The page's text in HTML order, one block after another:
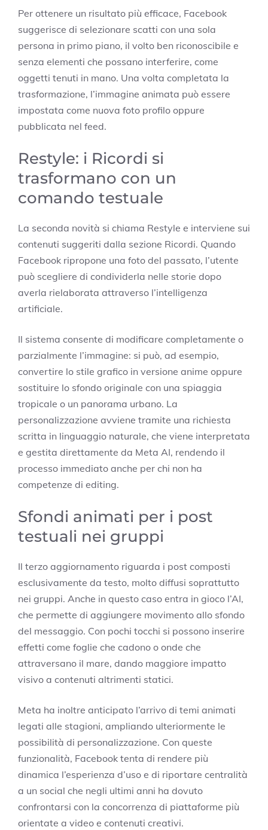
Per ottenere un risultato più efficace, Facebook
suggerisce di selezionare scatti con una sola
persona in primo piano, il volto ben riconoscibile e
senza elementi che possano interferire, come
oggetti tenuti in mano. Una volta completata la
trasformazione, l’immagine animata può essere
impostata come nuova foto profilo oppure
pubblicata nel feed.
Restyle: i Ricordi si
trasformano con un
comando testuale
La seconda novità si chiama Restyle e interviene sui
contenuti suggeriti dalla sezione Ricordi. Quando
Facebook ripropone una foto del passato, l’utente
può scegliere di condividerla nelle storie dopo
averla rielaborata attraverso l’intelligenza
artificiale.
Il sistema consente di modificare completamente o
parzialmente l’immagine: si può, ad esempio,
convertire lo stile grafico in versione anime oppure
sostituire lo sfondo originale con una spiaggia
tropicale o un panorama urbano. La
personalizzazione avviene tramite una richiesta
scritta in linguaggio naturale, che viene interpretata
e gestita direttamente da Meta AI, rendendo il
processo immediato anche per chi non ha
competenze di editing.
Sfondi animati per i post
testuali nei gruppi
Il terzo aggiornamento riguarda i post composti
esclusivamente da testo, molto diffusi soprattutto
nei gruppi. Anche in questo caso entra in gioco l’AI,
che permette di aggiungere movimento allo sfondo
del messaggio. Con pochi tocchi si possono inserire
effetti come foglie che cadono o onde che
attraversano il mare, dando maggiore impatto
visivo a contenuti altrimenti statici.
Meta ha inoltre anticipato l’arrivo di temi animati
legati alle stagioni, ampliando ulteriormente le
possibilità di personalizzazione. Con queste
funzionalità, Facebook tenta di rendere più
dinamica l’esperienza d’uso e di riportare centralità
a un social che negli ultimi anni ha dovuto
confrontarsi con la concorrenza di piattaforme più
orientate a video e contenuti creativi.